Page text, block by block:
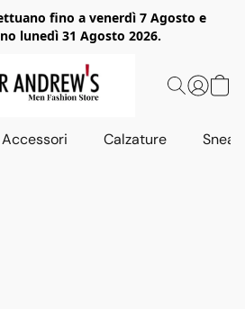
fino a venerdì 7 Agosto e
lunedì 31 Agosto 2026.
Accessori Calzature